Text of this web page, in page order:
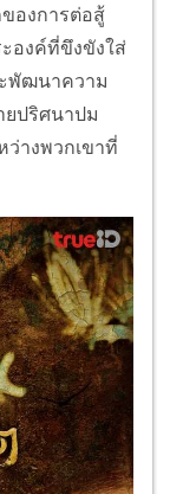
องการต่อสู้
องค์ที่ขึงขังใส่
พัฒนาความ
ปริศนาปม
างพวกเขาที่